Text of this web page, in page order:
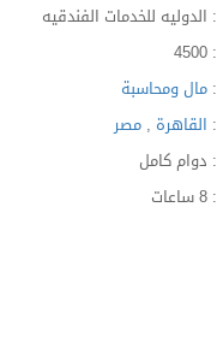
: الدوليه للخدمات الفندقيه
: 4500
:مال ومحاسبة
: القاهرة ,مصر
: دوام كامل
: 8 ساعات